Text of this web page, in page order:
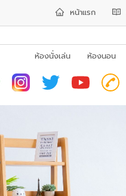
หน้าแรก
ห้องนั่งเล่น
ห้องนอน